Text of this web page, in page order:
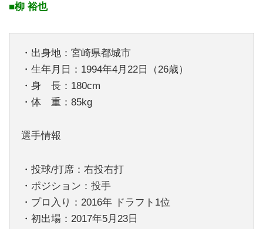
■柳 裕也
・出身地：宮崎県都城市
・生年月日：1994年4月22日（26歳）
・身 長：180cm
・体 重：85kg
選手情報
・投球/打席：右投右打
・ポジション：投手
・プロ入り：2016年 ドラフト1位
・初出場：2017年5月23日